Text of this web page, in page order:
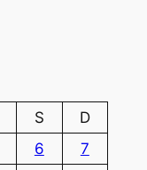
S
D
6
7